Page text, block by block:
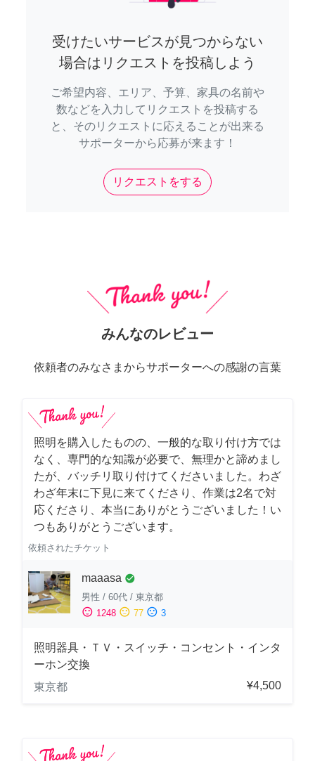
受けたいサービスが見つからない
場合はリクエストを投稿しよう
ご希望内容、エリア、予算、家具の名前や
数などを入力してリクエストを投稿する
と、そのリクエストに応えることが出来る
サポーターから応募が来ます！
リクエストをする
みんなのレビュー
依頼者のみなさまからサポーターへの感謝の言葉
照明を購入したものの、一般的な取り付け方では
なく、専門的な知識が必要で、無理かと諦めまし
たが、バッチリ取り付けてくださいました。わざ
わざ年末に下見に来てくださり、作業は2名で対
応くださり、本当にありがとうございました！い
つもありがとうございます。
依頼されたチケット
maaasa check_circle
男性 / 60代 / 東京都
sentiment_satisfied 1248 sentiment_neutral 77 sentiment_dissatisfied 3
照明器具・ＴＶ・スイッチ・コンセント・インタ
ーホン交換
東京都
¥4,500